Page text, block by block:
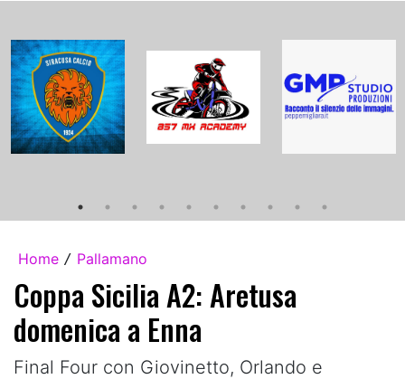
Home / Pallamano
Coppa Sicilia A2: Aretusa
domenica a Enna
Final Four con Giovinetto, Orlando e